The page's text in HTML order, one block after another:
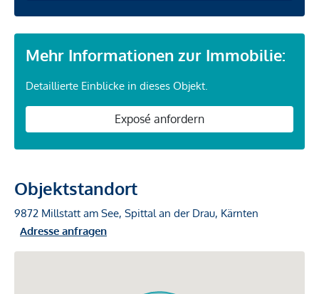
Mehr Informationen zur Immobilie:
Detaillierte Einblicke in dieses Objekt.
Exposé anfordern
Objektstandort
9872 Millstatt am See, Spittal an der Drau, Kärnten
Adresse anfragen